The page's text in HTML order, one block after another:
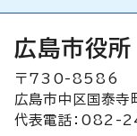
広島市役所
〒730-8586
広島市中区国泰
代表電話：082-